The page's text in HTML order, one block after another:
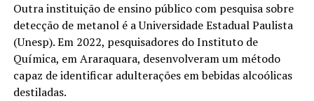
Outra instituição de ensino público com pesquisa sobre
detecção de metanol é a Universidade Estadual Paulista
(Unesp). Em 2022, pesquisadores do Instituto de
Química, em Araraquara, desenvolveram um método
capaz de identificar adulterações em bebidas alcoólicas
destiladas.